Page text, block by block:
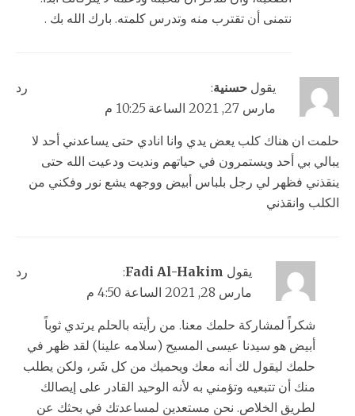
نتمنى أن تقترب منه وتدرس كلمته. بارك الله بك .
يقول حسنية:
مارس 27, 2021 الساعة 10:25 م
حلمت ان هناك كلب يعض يدي وانا انادي حتى يساعدني أحد لا
يبالي بي أحد ويستمرون في حياتهم ونديت ودعيت الله حتى
ينقذني فظهر لي رجل بلباس أبيض ووجهه يشع نور وفكني من
الكلب وانقذني
رد
يقول Fadi Al-Hakim
:
مارس 28, 2021 الساعة 4:50 م
شكراً لمشاركة حلمك معنا. من رأيته بالحلم يرتدي ثوباً
أبيض هو سيدنا عيسى المسيح (سلامه علينا) لقد ظهر في
حلمك ليقول لك أنه معك ويحميك من كل شَر، ولكن يطلب
منك أن تتبعيه وتؤمني به لأنه الوحيد القادر على إيصالك
لطريق الخلاص. نحن مستعدين لمساعدتك في بحثك عن
رد